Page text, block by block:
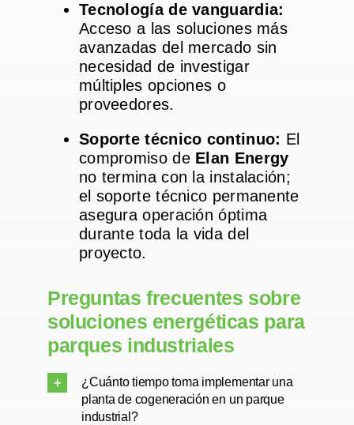
Tecnología de vanguardia:
Acceso a las soluciones más
avanzadas del mercado sin
necesidad de investigar
múltiples opciones o
proveedores.
Soporte técnico continuo: El
compromiso de Elan Energy
no termina con la instalación;
el soporte técnico permanente
asegura operación óptima
durante toda la vida del
proyecto.
Preguntas frecuentes sobre
soluciones energéticas para
parques industriales
¿Cuánto tiempo toma implementar una
planta de cogeneración en un parque
industrial?